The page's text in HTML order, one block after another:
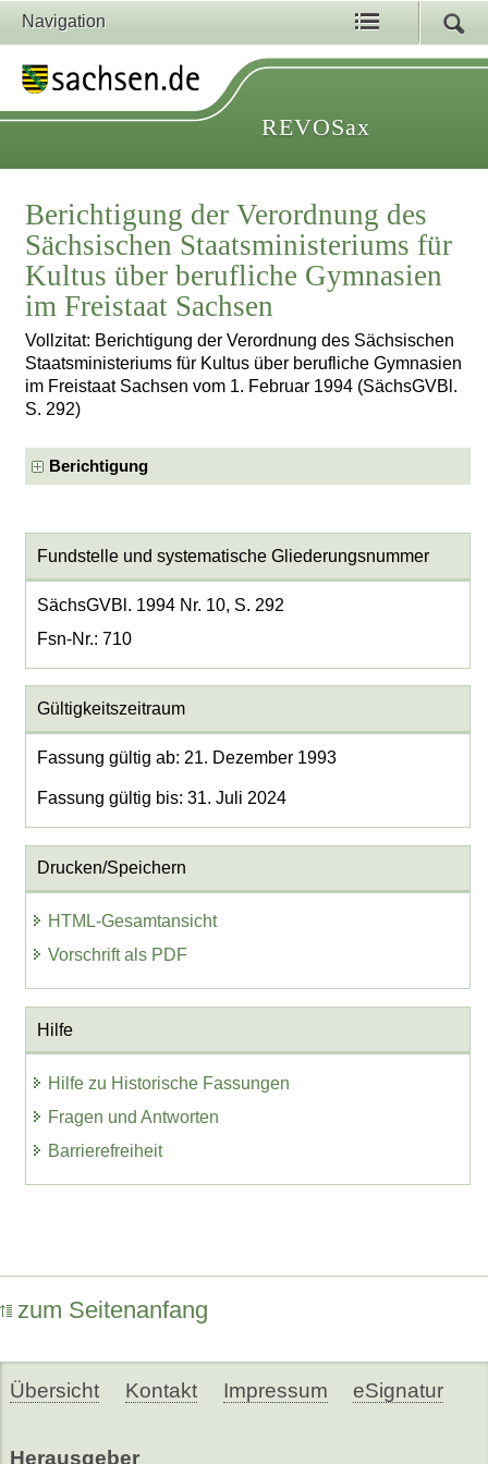
Navigation
REVOSax
Berichtigung der Verordnung des
Sächsischen Staatsministeriums für
Kultus über berufliche Gymnasien
im Freistaat Sachsen
Vollzitat: Berichtigung der Verordnung des Sächsischen
Staatsministeriums für Kultus über berufliche Gymnasien
im Freistaat Sachsen vom 1. Februar 1994 (SächsGVBl.
S. 292)
Berichtigung
Fundstelle und systematische Gliederungsnummer
SächsGVBl. 1994 Nr. 10, S. 292
Fsn-Nr.: 710
Gültigkeitszeitraum
Fassung gültig ab: 21. Dezember 1993
Fassung gültig bis: 31. Juli 2024
Drucken/Speichern
HTML-Gesamtansicht
Vorschrift als PDF
Hilfe
Hilfe zu Historische Fassungen
Fragen und Antworten
Barrierefreiheit
zum Seitenanfang
Übersicht Kontakt Impressum eSignatur
Herausgeber